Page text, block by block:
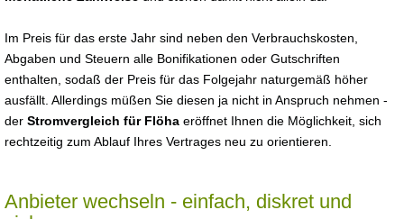
Im Preis für das erste Jahr sind neben den Verbrauchskosten,
Abgaben und Steuern alle Bonifikationen oder Gutschriften
enthalten, sodaß der Preis für das Folgejahr naturgemäß höher
ausfällt. Allerdings müßen Sie diesen ja nicht in Anspruch nehmen -
der Stromvergleich für Flöha eröffnet Ihnen die Möglichkeit, sich
rechtzeitig zum Ablauf Ihres Vertrages neu zu orientieren.
Anbieter wechseln - einfach, diskret und